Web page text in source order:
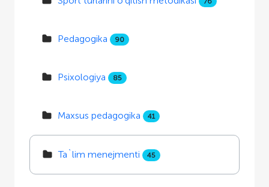
Pedagogika 90
Psixologiya 85
Maxsus pedagogika 41
Ta`lim menejmenti 45